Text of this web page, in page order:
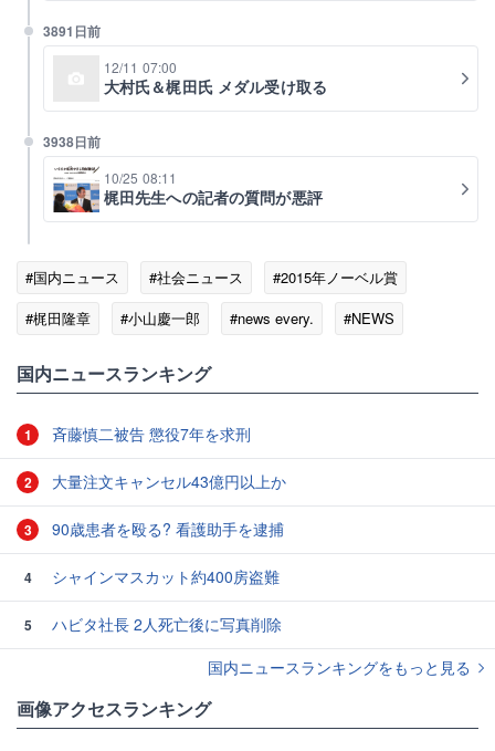
3891日前
12/11 07:00
大村氏＆梶田氏 メダル受け取る
3938日前
10/25 08:11
梶田先生への記者の質問が悪評
#国内ニュース #社会ニュース
#2015年ノーベル賞
#梶田隆章
#小山慶一郎 #news every. #NEWS
国内ニュースランキング
1 斉藤慎二被告 懲役7年を求刑
2 大量注文キャンセル43億円以上か
3 90歳患者を殴る? 看護助手を逮捕
4 シャインマスカット約400房盗難
5
ハビタ社長 2人死亡後に写真削除
国内ニュースランキングをもっと見る
画像アクセスランキング